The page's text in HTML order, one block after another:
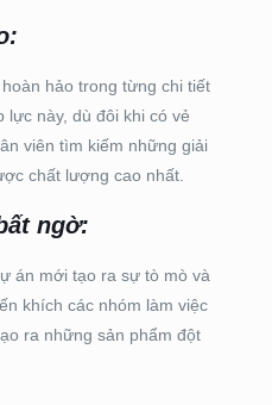
hảo trong từng chi tiết
lực này, dù đôi khi có vẻ
viên tìm kiếm những giải
chất lượng cao nhất.
ngờ:
án mới tạo ra sự tò mò và
khích các nhóm làm việc
ra những sản phẩm đột